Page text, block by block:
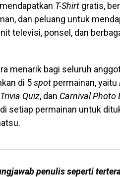
T-Shirt gratis,
dan peluang untuk
televisi, ponsel, dan
menarik bagi seluruh
di 5spot permainan, yaitu
Quiz, dan Carnival Photo
setiap permainan untuk
penulis seperti